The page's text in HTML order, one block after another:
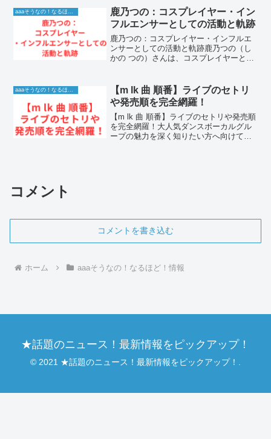
ん。アソビシステムが手掛ける「KAWAII
LAB....
鹿乃つの：コスプレイヤー・イン
フルエンサーとしての活動と軌跡
鹿乃つの：コスプレイヤー・インフルエ
ンサーとしての活動と軌跡鹿乃つの（し
かの つの）さんは、コスプレイヤーとし
など多方面で活躍する人物です。1. コス
プレイヤーとしての...
【m lk 曲 順番】ライブのセトリ
や発売順を完全網羅！
【m lk 曲 順番】ライブのセトリや発売順
を完全網羅！大人気ダンスボーカルグル
ープの魅力を深く知りたい方へ向けて、
コメント
コメントを書き込む
ホーム aaaそうなの！なるほど！情報
★話題のニュース！最新情報をピックアップ！
© 2021 ★話題のニュース！最新情報をピックアップ！.